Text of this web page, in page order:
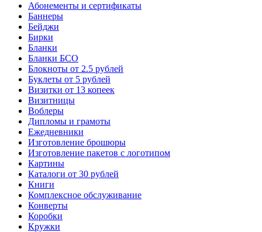
Абонементы и сертификаты
Баннеры
Бейджи
Бирки
Бланки
Бланки БСО
Блокноты от 2.5 рублей
Буклеты от 5 рублей
Визитки от 13 копеек
Визитницы
Воблеры
Дипломы и грамоты
Ежедневники
Изготовление брошюры
Изготовление пакетов с логотипом
Картины
Каталоги от 30 рублей
Книги
Комплексное обслуживание
Конверты
Коробки
Кружки